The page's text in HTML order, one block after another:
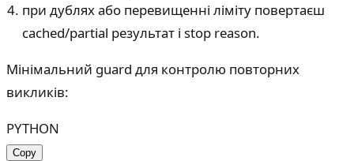
при дублях або перевищенні ліміту повертаєш
cached/partial результат і stop reason.
Мінімальний guard для контролю повторних
викликів:
PYTHON
Copy